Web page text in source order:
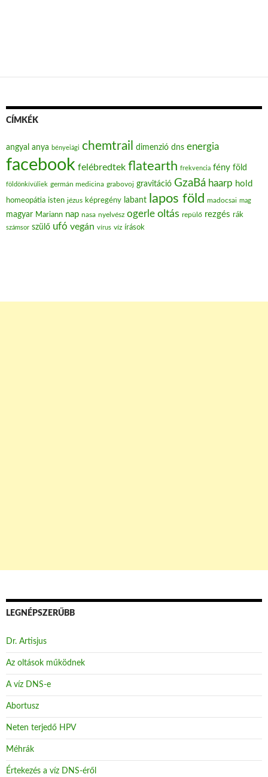
CÍMKÉK
angyal anya bényeiági chemtrail dimenzió dns energia
facebook felébredtek flatearth frekvencia fény föld
földönkívüliek germán medicina grabovoj gravitáció GzaBá haarp hold
homeopátia isten jézus képregény labant lapos föld madocsai mag
magyar Mariann nap nasa nyelvész ogerle oltás repülő rezgés rák
számsor szülő ufó vegán vírus víz írások
LEGNÉPSZERŰBB
Dr. Artisjus
Az oltások működnek
A víz DNS-e
Abortusz
Neten terjedő HPV
Méhrák
Értekezés a víz DNS-éről